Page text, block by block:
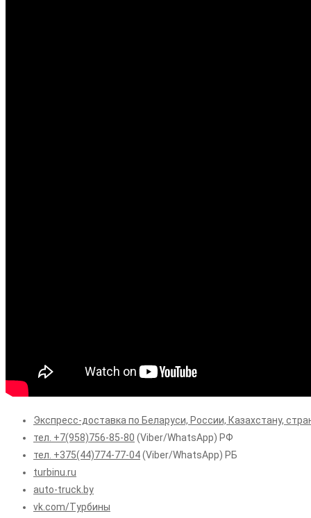
Экспресс-доставка по Беларуси, России, Казахстану,
тел. +7(958)756-85-80 (Viber/WhatsApp) РФ
тел. +375(44)774-77-04(Viber/WhatsApp) РБ
turbinu.ru
auto-truck.by
vk.com/Турбины